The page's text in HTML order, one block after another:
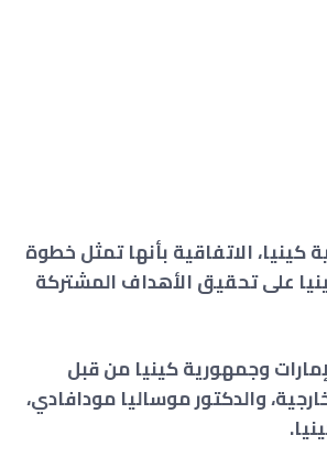
الاتفاقية بأنها تمثل خطوة
على تحقيق الأهداف المشتركة
وجمهورية كينيا من قبل
والدكتور موساليا مودافادي،